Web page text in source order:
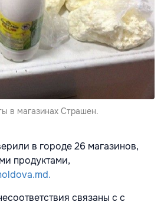
в магазинах Страшен.
в городе 26 магазинов,
продуктами,
связаны с с